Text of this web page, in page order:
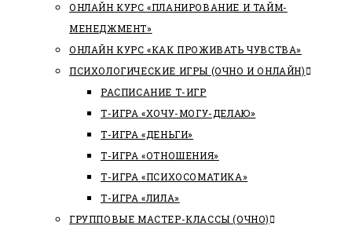
ОНЛАЙН КУРС «ПЛАНИРОВАНИЕ И ТАЙМ-
МЕНЕДЖМЕНТ»
ОНЛАЙН КУРС «КАК ПРОЖИВАТЬ ЧУВСТВА»
ПСИХОЛОГИЧЕСКИЕ ИГРЫ (ОЧНО И ОНЛАЙН)
РАСПИСАНИЕ Т-ИГР
Т-ИГРА «ХОЧУ-МОГУ-ДЕЛАЮ»
Т-ИГРА «ДЕНЬГИ»
Т-ИГРА «ОТНОШЕНИЯ»
Т-ИГРА «ПСИХОСОМАТИКА»
Т-ИГРА «ЛИЛА»
ГРУППОВЫЕ МАСТЕР-КЛАССЫ (ОЧНО)